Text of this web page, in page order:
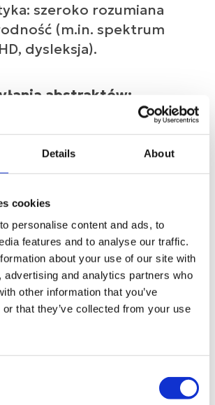
Details About
cookies
personalise content and ads, to
features and to analyse our traffic.
about your use of our site with
advertising and analytics partners who
other information that you’ve
that they’ve collected from your use
szeroko rozumiana
(m.in. spektrum
dysleksja).
abstraktów:
posterów dla
prac: 31.08.2026
prosimy o kontakt na:
abstraktów
wyłącznie w języku angielskim.
zawierać imion, nazwisk ani afiliacji
jest nieaktywny.